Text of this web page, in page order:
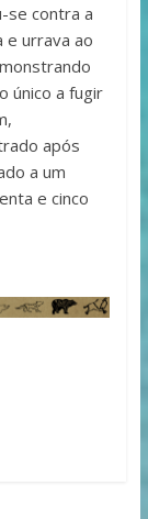
se contra a
e urrava ao
único a fugir
após
a um
e cinco